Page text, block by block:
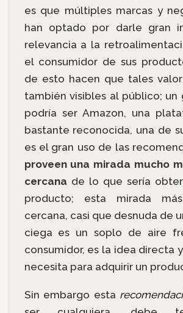
es que múltiples marcas y
han optado por darle gran
relevancia a la
el consumidor de sus
de esto hacen que tales
también visibles al público; un
podría ser Amazon, una
bastante reconocida, una de
es el gran uso de las
proveen una mirada mucho
cercana de lo que sería
producto; esta mirada
cercana, casi que desnuda de
ciega es un soplo de aire
consumidor, es la idea directa
necesita para adquirir un
Sin embargo esta